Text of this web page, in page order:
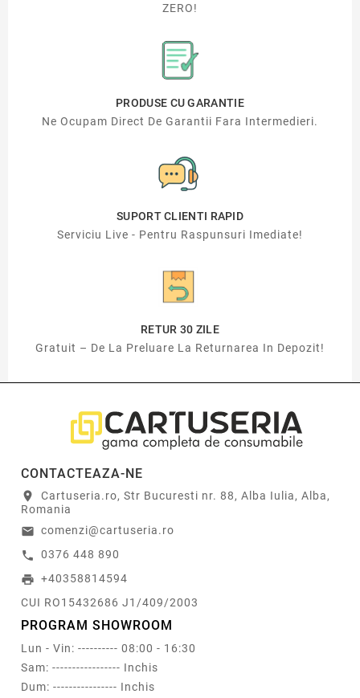
ZERO!
PRODUSE CU GARANTIE
Ne Ocupam Direct De Garantii Fara Intermedieri.
SUPORT CLIENTI RAPID
Serviciu Live - Pentru Raspunsuri Imediate!
RETUR 30 ZILE
Gratuit – De La Preluare La Returnarea In Depozit!
CONTACTEAZA-NE
location_on
Cartuseria.ro, Str Bucuresti nr. 88, Alba Iulia, Alba,
Romania
email comenzi@cartuseria.ro
call 0376 448 890
print +40358814594
CUI RO15432686 J1/409/2003
PROGRAM SHOWROOM
Lun - Vin: ---------- 08:00 - 16:30
Sam: ----------------- Inchis
Dum: ---------------- Inchis